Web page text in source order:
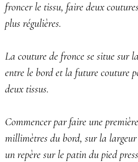
froncer le tissu, faire deux
plus régulières.
La couture de fronce se situe sur
entre le bord et la future couture
deux tissus.
Commencer par faire une
millimètres du bord, sur la
un repère sur le patin du pied